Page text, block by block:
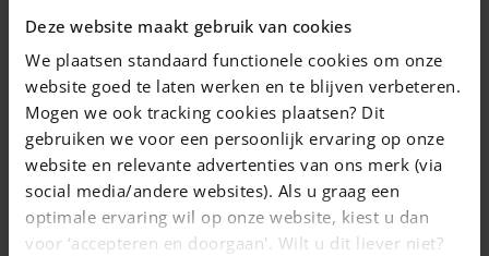
Deze website maakt gebruik van cookies
We plaatsen standaard functionele cookies om onze
website goed te laten werken en te blijven verbeteren.
Mogen we ook tracking cookies plaatsen? Dit
gebruiken we voor een persoonlijk ervaring op onze
website en relevante advertenties van ons merk (via
social media/andere websites). Als u graag een
optimale ervaring wil op onze website, kiest u dan
voor ‘accepteren en doorgaan'. Wilt u dit liever niet?
1 juin 2017 —
1 min read